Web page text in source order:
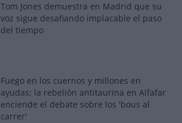
Tom Jones demuestra en Madrid que su
voz sigue desafiando implacable el paso
del tiempo
Fuego en los cuernos y millones en
ayudas: la rebelión antitaurina en Alfafar
enciende el debate sobre los 'bous al
carrer'